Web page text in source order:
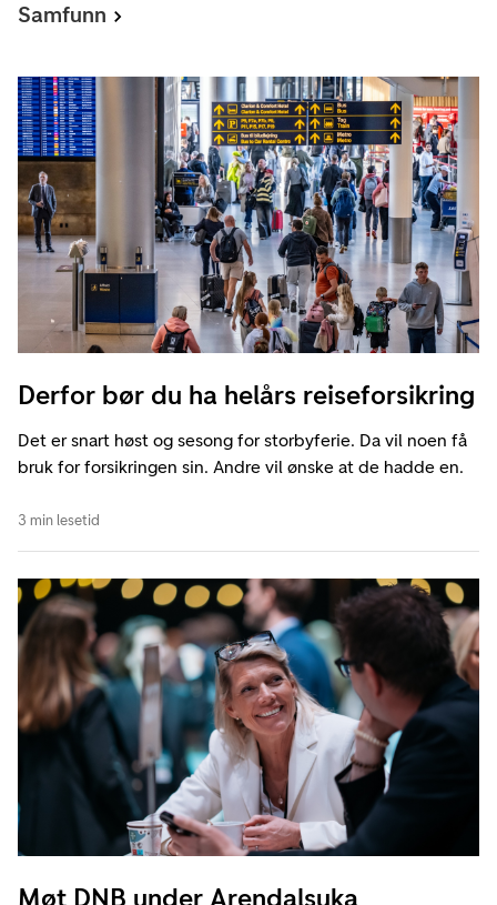
Samfunn
Derfor bør du ha helårs reiseforsikring
Det er snart høst og sesong for storbyferie. Da vil noen få
bruk for forsikringen sin. Andre vil ønske at de hadde en.
3 min lesetid
Møt DNB under Arendalsuka